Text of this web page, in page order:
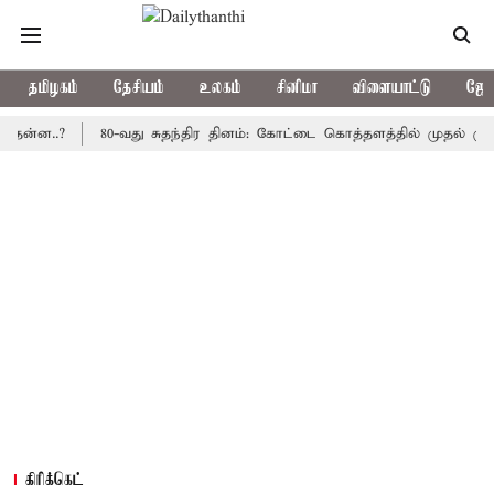
தமிழகம் தேசியம் உலகம் சினிமா விளையாட்டு
80-வது சுதந்திர தினம்: கோட்டை கொத்தளத்தில் முதல் முறையாக
கிரிக்கெட்